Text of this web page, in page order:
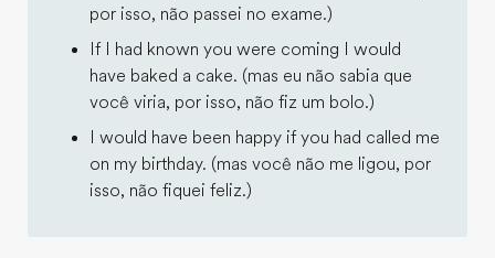
por isso, não passei no exame.)
If I had known you were coming I would
have baked a cake. (mas eu não sabia que
você viria, por isso, não fiz um bolo.)
I would have been happy if you had called me
on my birthday. (mas você não me ligou, por
isso, não fiquei feliz.)